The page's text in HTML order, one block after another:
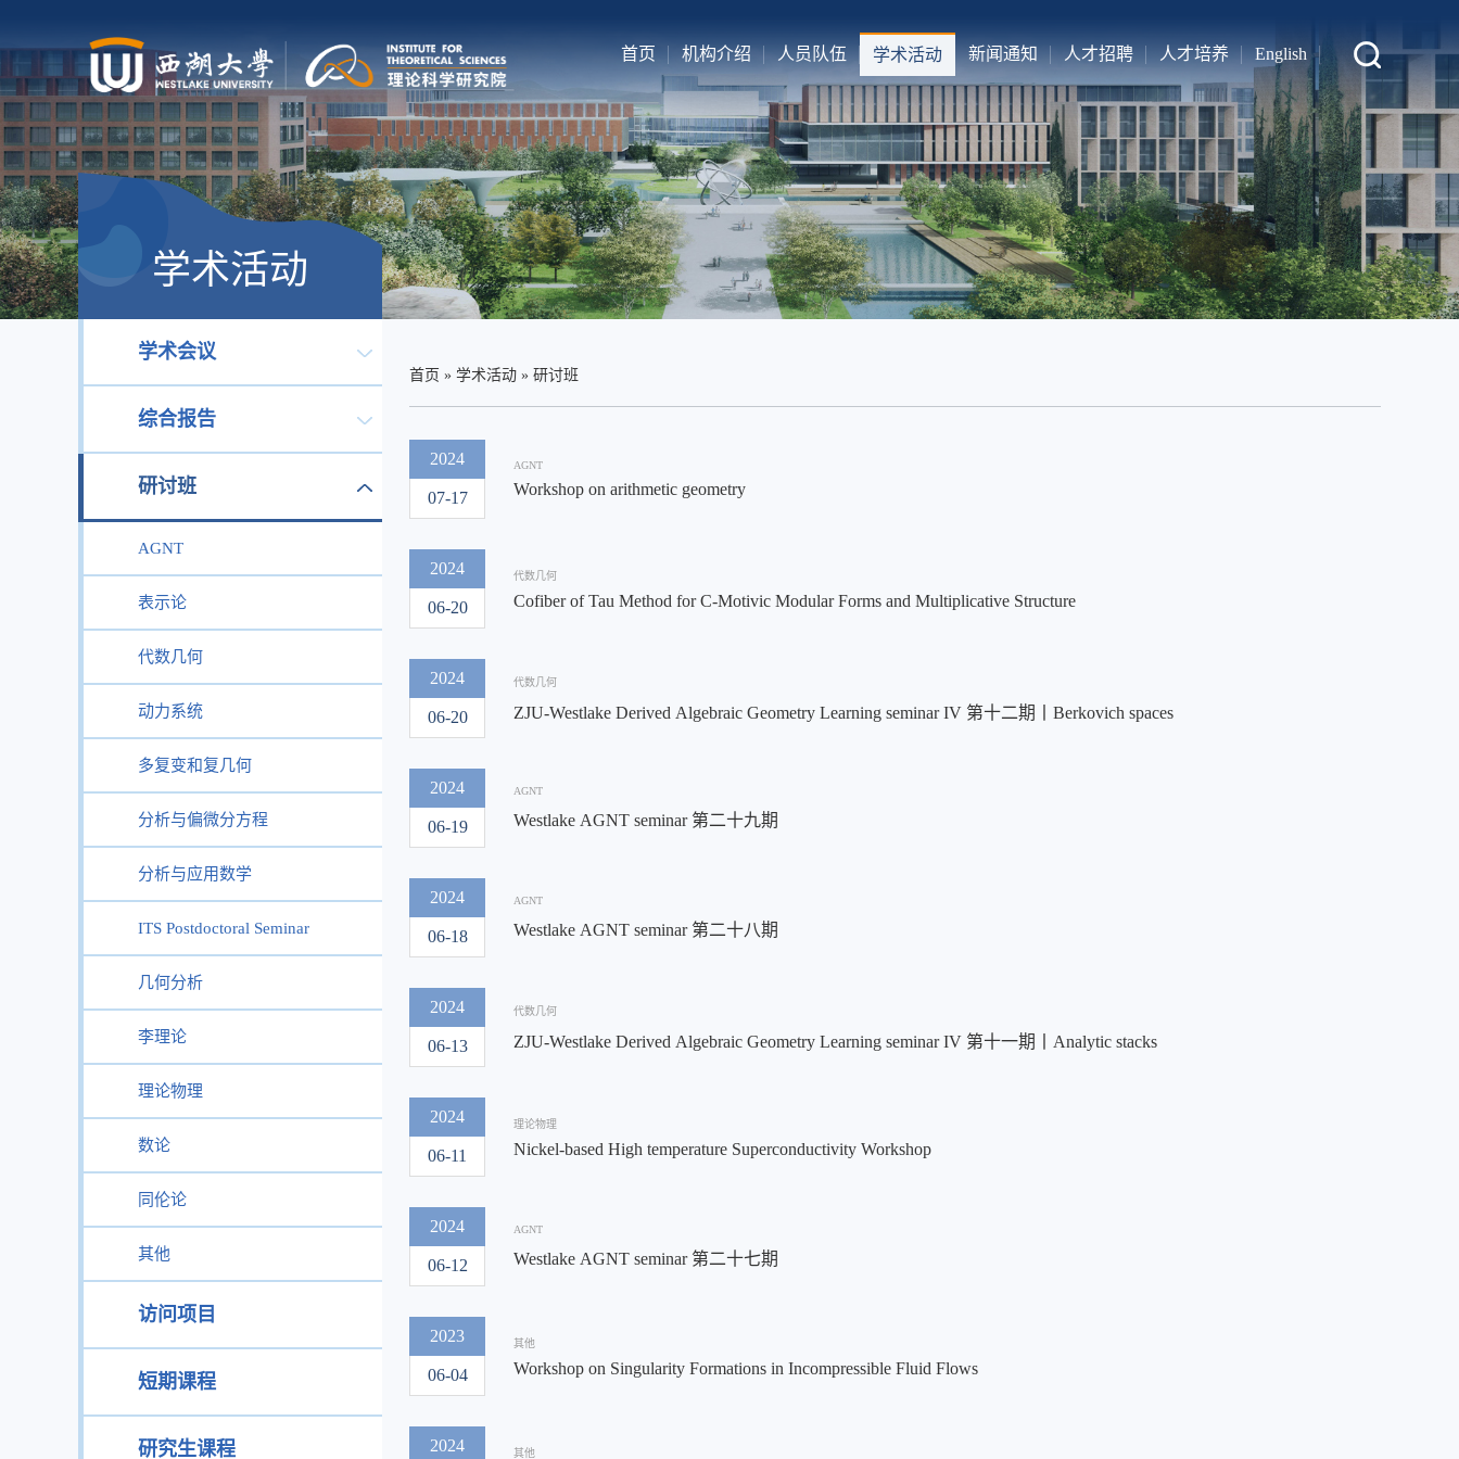
首页 机构介绍 人员队伍 学术活动 新闻通知 人才招聘 人才培养 English
学术活动
学术会议
综合报告
研讨班
AGNT
表示论
代数几何
动力系统
多复变和复几何
分析与偏微分方程
分析与应用数学
ITS Postdoctoral Seminar
几何分析
李理论
理论物理
数论
同伦论
其他
访问项目
短期课程
研究生课程
首页 » 学术活动 » 研讨班
2024
07-17
AGNT
Workshop on arithmetic geometry
2024
06-20
代数几何
Cofiber of Tau Method for C-Motivic Modular Forms and Multiplicative Structure
2024
06-20
代数几何
ZJU-Westlake Derived Algebraic Geometry Learning seminar IV 第十二期丨Berkovich spaces
2024
06-19
AGNT
Westlake AGNT seminar 第二十九期
2024
06-18
AGNT
Westlake AGNT seminar 第二十八期
2024
06-13
代数几何
ZJU-Westlake Derived Algebraic Geometry Learning seminar IV 第十一期丨Analytic stacks
2024
06-11
理论物理
Nickel-based High temperature Superconductivity Workshop
2024
06-12
AGNT
Westlake AGNT seminar 第二十七期
2023
06-04
其他
Workshop on Singularity Formations in Incompressible Fluid Flows
2024 其他